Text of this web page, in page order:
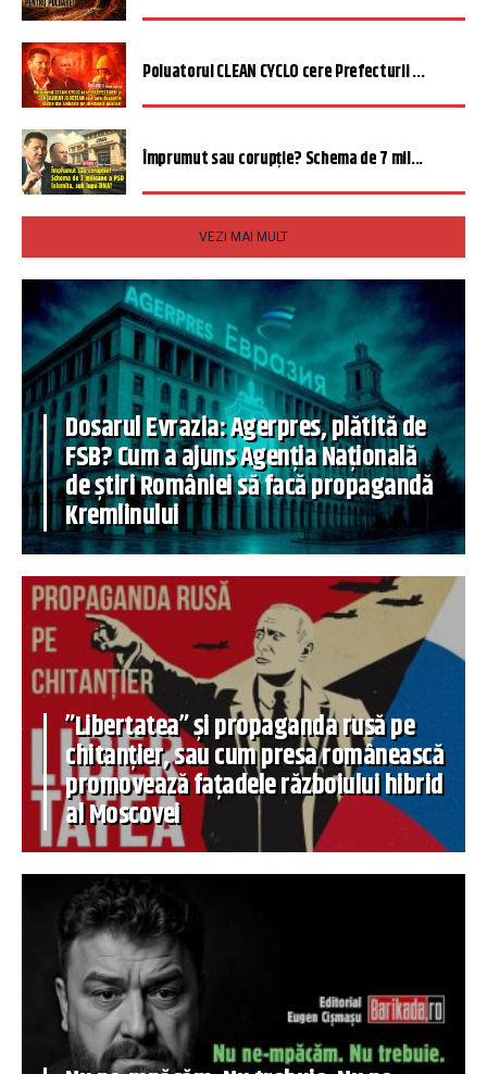
Poluatorul CLEAN CYCLO cere Prefecturii ...
Împrumut sau corupție? Schema de 7 mil...
VEZI MAI MULT
Dosarul Evrazia: Agerpres, plătită de
FSB? Cum a ajuns Agenția Națională
de știri României să facă propagandă
Kremlinului
”Libertatea” și propaganda rusă pe
chitanțier, sau cum presa românească
promovează fațadele războiului hibrid
al Moscovei